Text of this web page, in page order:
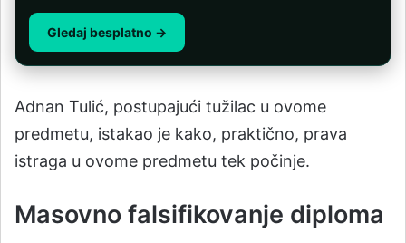
Gledaj besplatno →
Adnan Tulić, postupajući tužilac u ovome
predmetu, istakao je kako, praktično, prava
istraga u ovome predmetu tek počinje.
Masovno falsifikovanje diploma